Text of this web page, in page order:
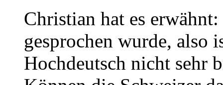
Christian hat es
gesprochen wurde, also
Hochdeutsch nicht sehr